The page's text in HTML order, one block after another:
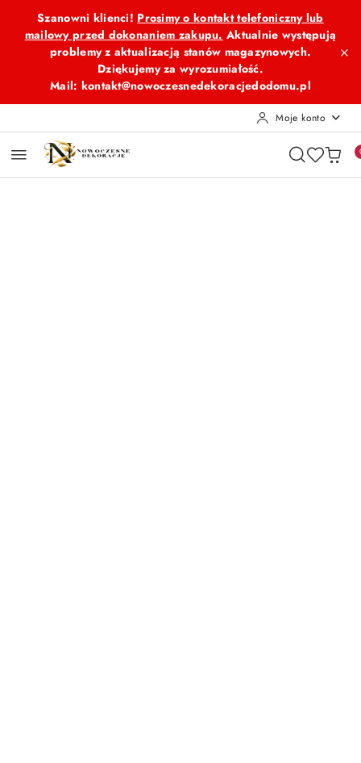
Przejdź do treści głównej
Przejdź do wyszukiwarki
Przejdź do moje konto
Przejdź do menu głównego
Przejdź do opisu produktu
Przejdź do stopki
Szanowni klienci! Prosimy o kontakt telefoniczny lub
mailowy przed dokonaniem zakupu. Aktualnie występują
problemy z aktualizacją stanów magazynowych.
Dziękujemy za wyrozumiałość.
Mail: kontakt@nowoczesnedekoracjedodomu.pl
Moje konto